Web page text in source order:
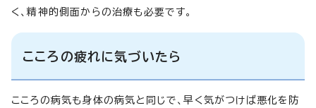
く、精神的側面からの治療も必要です。
こころの疲れに気づいたら
こころの病気も身体の病気と同じで、早く気がつけば悪化を防